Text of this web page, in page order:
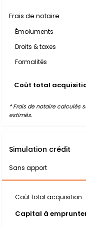
Frais de notaire
Émoluments
Droits & taxes
Formalités
Coût total
* Frais de notaire calculés
estimés.
Simulation crédit
Sans apport
Coût total acquisition
Capital à